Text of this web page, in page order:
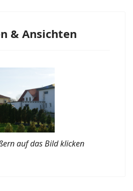
& Ansichten
auf das Bild klicken